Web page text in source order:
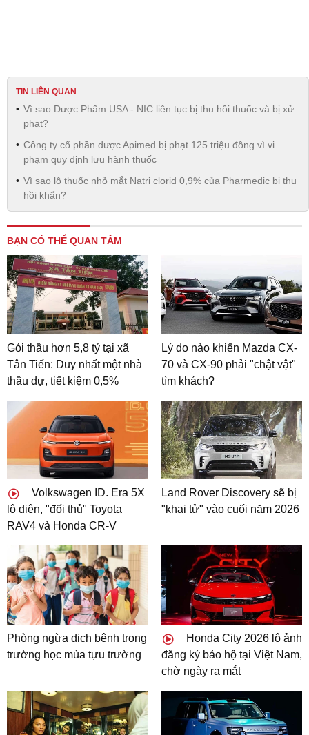
TIN LIÊN QUAN
Vì sao Dược Phẩm USA - NIC liên tục bị thu hồi thuốc và bị xử
phạt?
Công ty cổ phần dược Apimed bị phạt 125 triệu đồng vì vi
phạm quy định lưu hành thuốc
Vì sao lô thuốc nhỏ mắt Natri clorid 0,9% của Pharmedic bị thu
hồi khẩn?
BẠN CÓ THỂ QUAN TÂM
Gói thầu hơn 5,8 tỷ tại xã
Tân Tiến: Duy nhất một nhà
thầu dự, tiết kiệm 0,5%
Lý do nào khiến Mazda CX-
70 và CX-90 phải "chật vật"
tìm khách?
Volkswagen ID. Era 5X
lộ diện, "đối thủ" Toyota
RAV4 và Honda CR-V
Land Rover Discovery sẽ bị
"khai tử" vào cuối năm 2026
Phòng ngừa dịch bệnh trong
trường học mùa tựu trường
Honda City 2026 lộ ảnh
đăng ký bảo hộ tại Việt Nam,
chờ ngày ra mắt